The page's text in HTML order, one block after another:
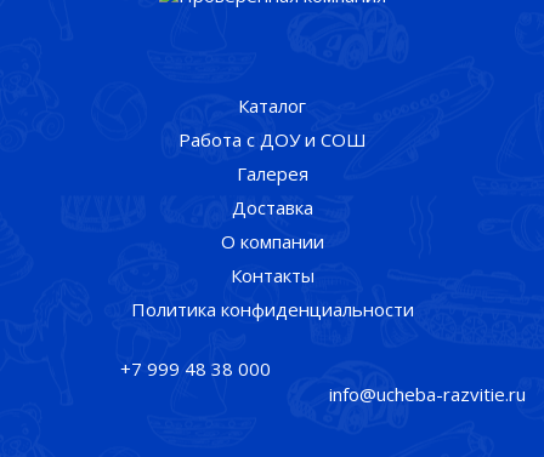
Каталог
Работа с ДОУ и СОШ
Галерея
Доставка
О компании
Контакты
Политика конфиденциальности
+7 999 48 38 000
info@ucheba-razvitie.ru